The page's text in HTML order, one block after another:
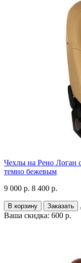
Чехлы на Рено Логан
темно бежевым
9 000 р. 8 400 р.
В корзину Заказать
Ваша скидка: 600 р.